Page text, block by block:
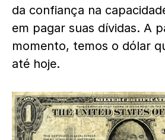
da confiança na
em pagar suas dívidas. A
momento, temos o dólar
até hoje.